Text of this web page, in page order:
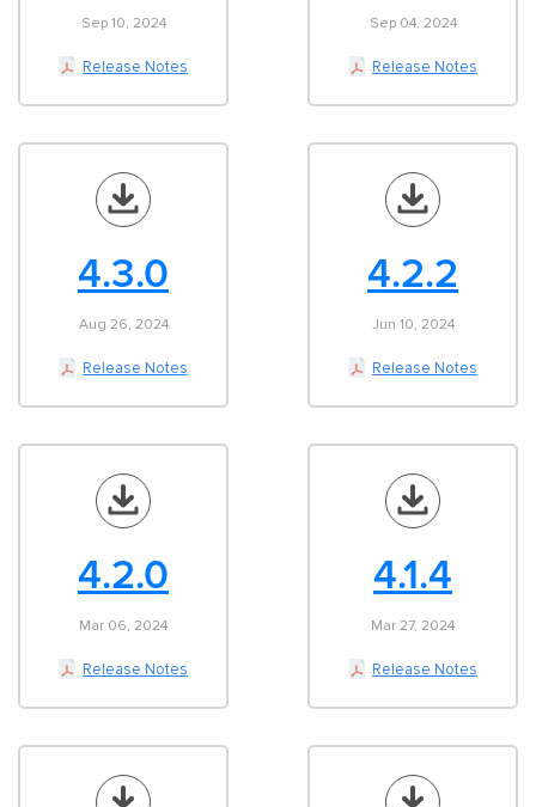
Sep 10, 2024
Release Notes
Sep 04, 2024
Release Notes
4.3.0
Aug 26, 2024
Release Notes
4.2.2
Jun 10, 2024
Release Notes
4.2.0
Mar 06, 2024
Release Notes
4.1.4
Mar 27, 2024
Release Notes